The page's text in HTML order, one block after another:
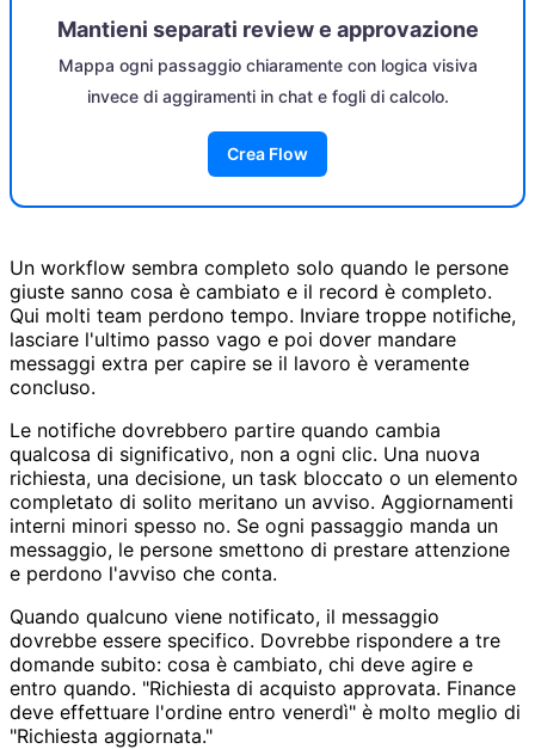
Mantieni separati review e approvazione
Mappa ogni passaggio chiaramente con logica visiva
invece di aggiramenti in chat e fogli di calcolo.
Crea Flow
Un workflow sembra completo solo quando le persone
giuste sanno cosa è cambiato e il record è completo.
Qui molti team perdono tempo. Inviare troppe notifiche,
lasciare l'ultimo passo vago e poi dover mandare
messaggi extra per capire se il lavoro è veramente
concluso.
Le notifiche dovrebbero partire quando cambia
qualcosa di significativo, non a ogni clic. Una nuova
richiesta, una decisione, un task bloccato o un elemento
completato di solito meritano un avviso. Aggiornamenti
interni minori spesso no. Se ogni passaggio manda un
messaggio, le persone smettono di prestare attenzione
e perdono l'avviso che conta.
Quando qualcuno viene notificato, il messaggio
dovrebbe essere specifico. Dovrebbe rispondere a tre
domande subito: cosa è cambiato, chi deve agire e
entro quando. "Richiesta di acquisto approvata. Finance
deve effettuare l'ordine entro venerdì" è molto meglio di
"Richiesta aggiornata."